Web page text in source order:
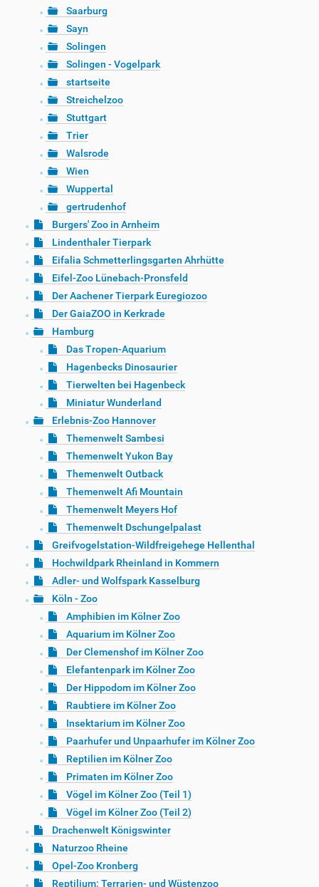
Saarburg
Sayn
Solingen
Solingen - Vogelpark
startseite
Streichelzoo
Stuttgart
Trier
Walsrode
Wien
Wuppertal
gertrudenhof
Burgers' Zoo in Arnheim
Lindenthaler Tierpark
Eifalia Schmetterlingsgarten Ahrhütte
Eifel-Zoo Lünebach-Pronsfeld
Der Aachener Tierpark Euregiozoo
Der GaiaZOO in Kerkrade
Hamburg
Das Tropen-Aquarium
Hagenbecks Dinosaurier
Tierwelten bei Hagenbeck
Miniatur Wunderland
Erlebnis-Zoo Hannover
Themenwelt Sambesi
Themenwelt Yukon Bay
Themenwelt Outback
Themenwelt Afi Mountain
Themenwelt Meyers Hof
Themenwelt Dschungelpalast
Greifvogelstation-Wildfreigehege Hellenthal
Hochwildpark Rheinland in Kommern
Adler- und Wolfspark Kasselburg
Köln - Zoo
Amphibien im Kölner Zoo
Aquarium im Kölner Zoo
Der Clemenshof im Kölner Zoo
Elefantenpark im Kölner Zoo
Der Hippodom im Kölner Zoo
Raubtiere im Kölner Zoo
Insektarium im Kölner Zoo
Paarhufer und Unpaarhufer im Kölner Zoo
Reptilien im Kölner Zoo
Primaten im Kölner Zoo
Vögel im Kölner Zoo (Teil 1)
Vögel im Kölner Zoo (Teil 2)
Drachenwelt Königswinter
Naturzoo Rheine
Opel-Zoo Kronberg
Reptilium: Terrarien- und Wüstenzoo